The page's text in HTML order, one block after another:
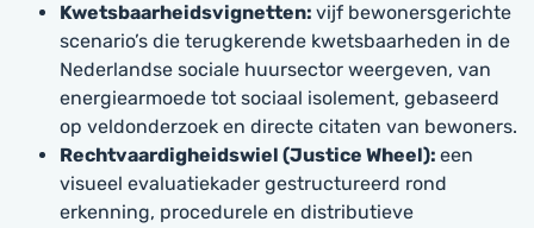
Kwetsbaarheidsvignetten: vijf bewonersgerichte
scenario’s die terugkerende kwetsbaarheden in de
Nederlandse sociale huursector weergeven, van
energiearmoede tot sociaal isolement, gebaseerd
op veldonderzoek en directe citaten van bewoners.
Rechtvaardigheidswiel (Justice Wheel): een
visueel evaluatiekader gestructureerd rond
erkenning, procedurele en distributieve